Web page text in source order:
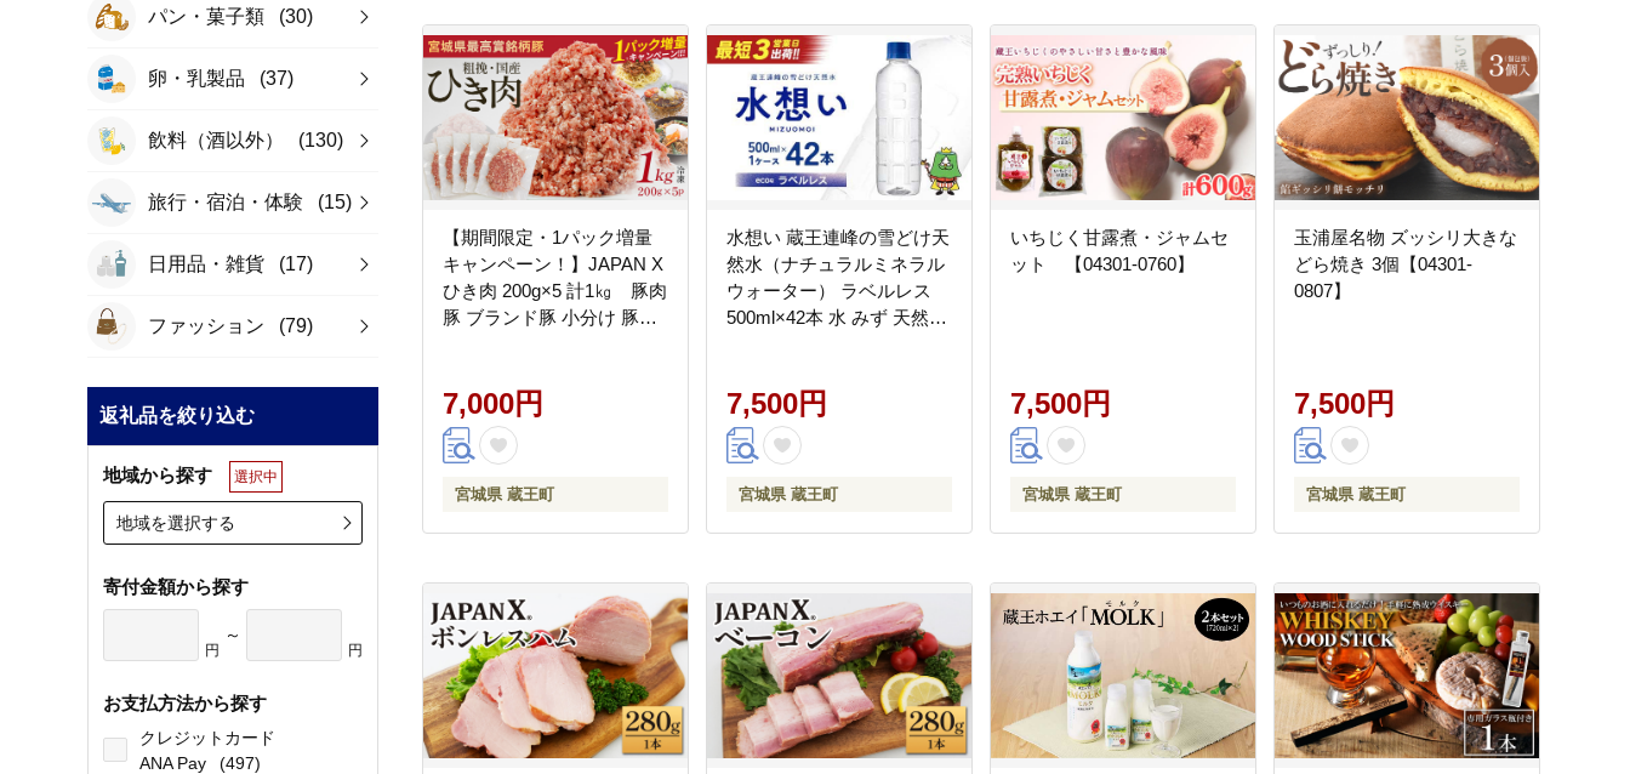
パン・菓子類 (30)
卵・乳製品 (37)
飲料（酒以外） (130)
旅行・宿泊・体験 (15)
日用品・雑貨 (17)
ファッション (79)
返礼品を絞り込む
地域から探す 選択中
地域を選択する
寄付金額から探す
円
～
円
お支払方法から探す
クレジットカード
ANA Pay
(497)
【期間限定・1パック増量
キャンペーン！】JAPAN X
ひき肉 200g×5 計1㎏ 豚肉
豚 ブランド豚 小分け 豚ひ
【04301-0884】
7,000円
宮城県 蔵王町
水想い 蔵王連峰の雪どけ天
然水（ナチュラルミネラル
ウォーター） ラベルレス
500ml×42本 水 みず 天然水
トボトル 蔵王【04301-
0732】
7,500円
宮城県 蔵王町
いちじく甘露煮・ジャムセ
ット 【04301-0760】
7,500円
宮城県 蔵王町
玉浦屋名物 ズッシリ大きな
どら焼き 3個【04301-
0807】
7,500円
宮城県 蔵王町